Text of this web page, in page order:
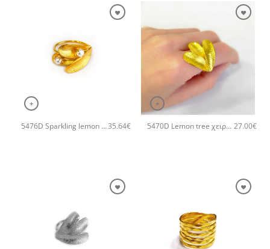
+
5476D Sparkling lemon tree χειροποίητο δαχτυλιδι Catherine bijoux Χρυσό35.64€
+
5470D Lemon tree χειροποίητο δαχτυλιδι Catherine bijoux Χρυσό 27.00€